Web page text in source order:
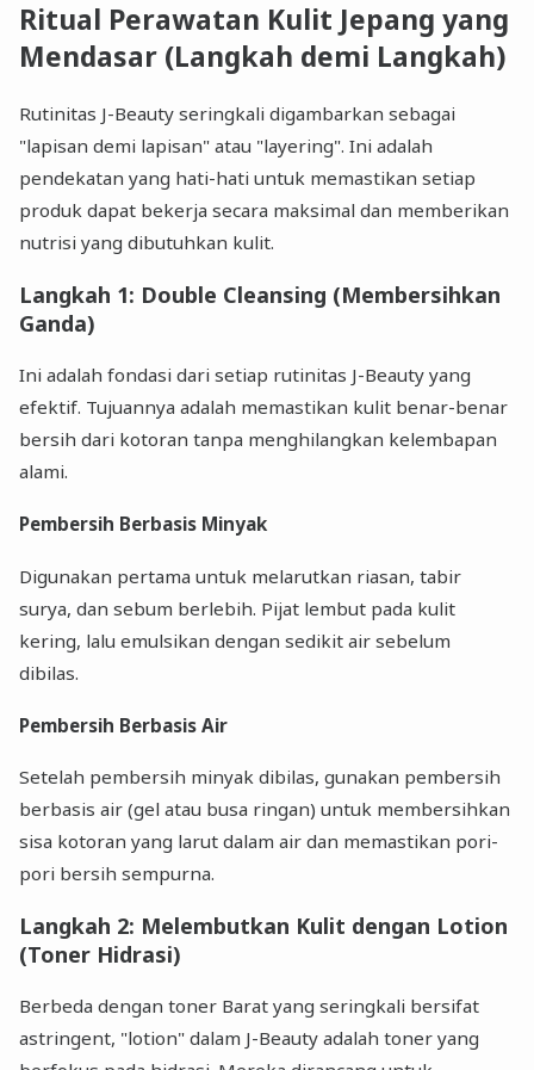
Ritual Perawatan Kulit Jepang yang
Mendasar (Langkah demi Langkah)
Rutinitas J-Beauty seringkali digambarkan sebagai
"lapisan demi lapisan" atau "layering". Ini adalah
pendekatan yang hati-hati untuk memastikan setiap
produk dapat bekerja secara maksimal dan memberikan
nutrisi yang dibutuhkan kulit.
Langkah 1: Double Cleansing (Membersihkan
Ganda)
Ini adalah fondasi dari setiap rutinitas J-Beauty yang
efektif. Tujuannya adalah memastikan kulit benar-benar
bersih dari kotoran tanpa menghilangkan kelembapan
alami.
Pembersih Berbasis Minyak
Digunakan pertama untuk melarutkan riasan, tabir
surya, dan sebum berlebih. Pijat lembut pada kulit
kering, lalu emulsikan dengan sedikit air sebelum
dibilas.
Pembersih Berbasis Air
Setelah pembersih minyak dibilas, gunakan pembersih
berbasis air (gel atau busa ringan) untuk membersihkan
sisa kotoran yang larut dalam air dan memastikan pori-
pori bersih sempurna.
Langkah 2: Melembutkan Kulit dengan Lotion
(Toner Hidrasi)
Berbeda dengan toner Barat yang seringkali bersifat
astringent, "lotion" dalam J-Beauty adalah toner yang